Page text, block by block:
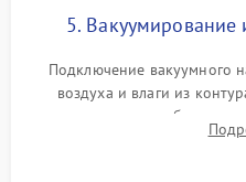
5.
Подключение вакуумного
воздуха и влаги из
дозированным объемом
электронным весам.